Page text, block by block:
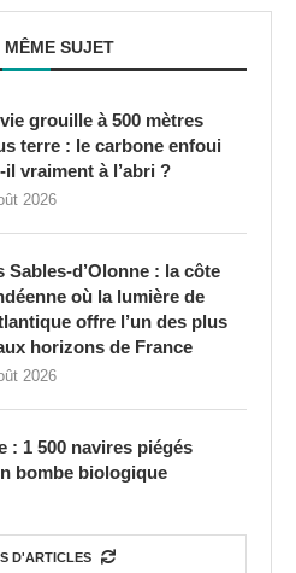
MÊME SUJET
grouille à 500 mètres
terre : le carbone enfoui
il vraiment à l’abri ?
2026
Sables-d’Olonne : la côte
où la lumière de
offre l’un des plus
horizons de France
2026
: 1 500 navires piégés
bombe biologique
D'ARTICLES